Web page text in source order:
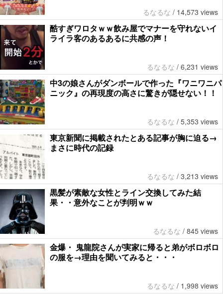
るなるな / 14,573 views
酷すぎワロタｗｗ飲み屋でマナーを守れないイ
ライラ客のあるあるに共感の声！
るなるな / 6,231 views
中3の娘さんがダンボールで作った『ワニワニパ
ニック』の再現度の高さに驚きが隠せない！！
るなるな / 5,353 views
東京新聞に掲載されたとある記事が胸に迫る→
まさに時代の記録
るなるな / 3,213 views
黒髪が素敵な女性とライン交換してみた結
果・・意外なことが判明ｗｗ
るなるな / 845 views
金爆・ 鬼龍院さんが実家に帰ると弟がボロボロ
の服を→理由を聞いてみると・・・
るなるな / 1,998 views